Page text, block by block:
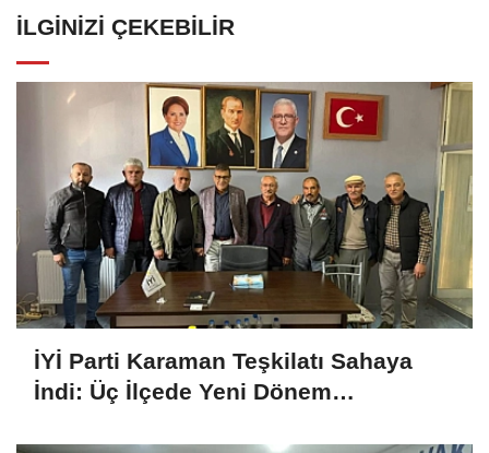
İLGINIZI ÇEKEBILIR
İYİ Parti Karaman Teşkilatı Sahaya
İndi: Üç İlçede Yeni Dönem